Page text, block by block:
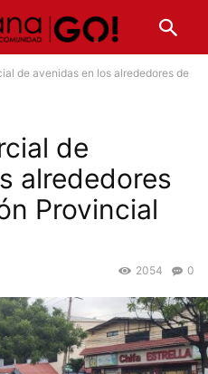
de avenidas en los alrededores de
de
alrededores
Provincial
0
2054